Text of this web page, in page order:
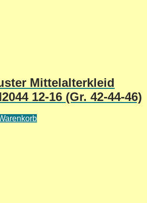
Mittelalterkleid
12-16 (Gr. 42-44-46)